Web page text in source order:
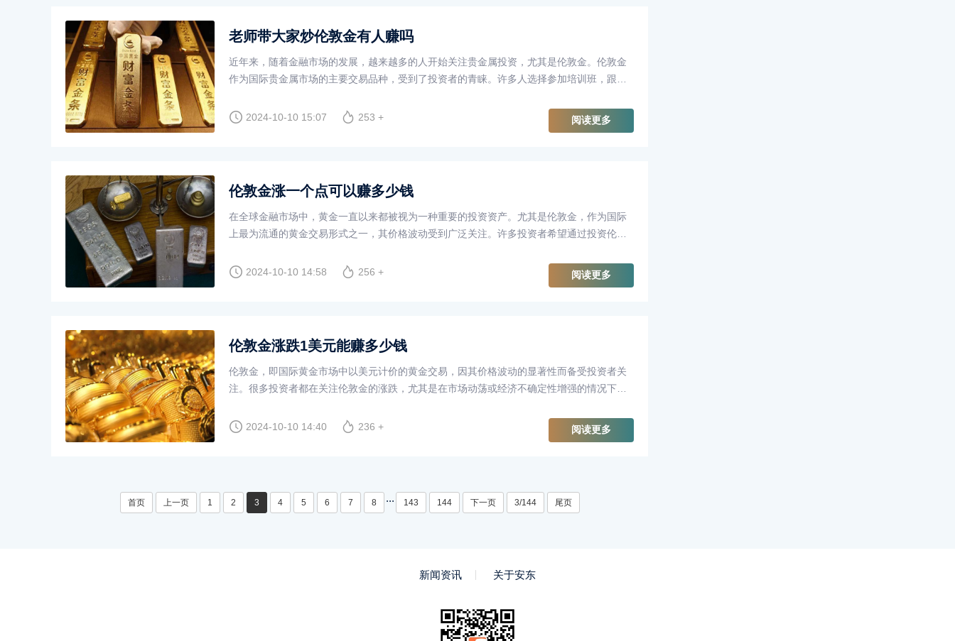
老师带大家炒伦敦金有人赚吗
近年来，随着金融市场的发展，越来越多的人开始关注贵金属投资，尤其是伦敦金。伦敦金
作为国际贵金属市场的主要交易品种，受到了投资者的青睐。许多人选择参加培训班，跟随
到钱吗？
2024-10-10 15:07 253 + 阅读更多
伦敦金涨一个点可以赚多少钱
在全球金融市场中，黄金一直以来都被视为一种重要的投资资产。尤其是伦敦金，作为国际
上最为流通的黄金交易形式之一，其价格波动受到广泛关注。许多投资者希望通过投资伦敦
黄金的市场价格有关，还与投资者使用的交易杠杆、交易单位及市场波动性等因素密切相
2024-10-10 14:58 256 + 阅读更多
伦敦金涨跌1美元能赚多少钱
伦敦金，即国际黄金市场中以美元计价的黄金交易，因其价格波动的显著性而备受投资者关
注。很多投资者都在关注伦敦金的涨跌，尤其是在市场动荡或经济不确定性增强的情况下。
2024-10-10 14:40
236 + 阅读更多
首页 上一页 1 2 3 4 5 6 7 8 ... 143 144 下一页 3/144 尾页
新闻资讯 关于安东